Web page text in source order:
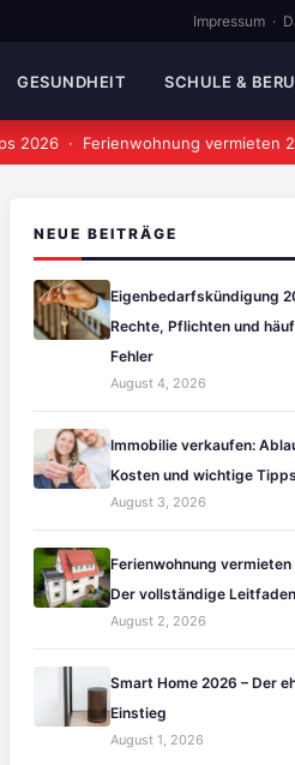
Impressum ·
GESUNDHEIT SCHULE &
2026 · Ferienwohnung vermieten 2026: Der
NEUE BEITRÄGE
Eigenbedarfskündigung
Rechte, Pflichten und
Fehler
August 4, 2026
Immobilie verkaufen:
Kosten und wichtige
August 3, 2026
Ferienwohnung vermieten
Der vollständige Leitfaden
August 2, 2026
Smart Home 2026 – Der
Einstieg
August 1, 2026